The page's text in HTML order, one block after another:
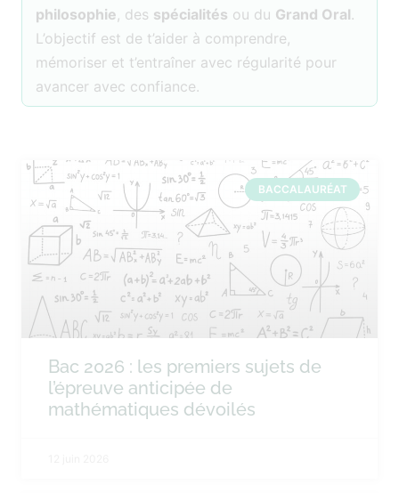
philosophie, des spécialités ou du Grand Oral.
L’objectif est de t’aider à comprendre,
mémoriser et t’entraîner avec régularité pour
avancer avec confiance.
BACCALAURÉAT
Bac 2026 : les premiers sujets de
l’épreuve anticipée de
mathématiques dévoilés